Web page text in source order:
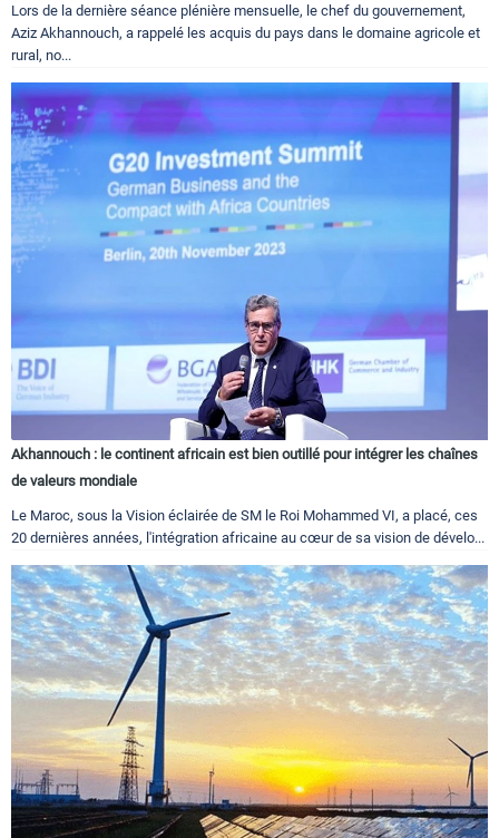
Lors de la dernière séance plénière mensuelle, le chef du gouvernement,
Aziz Akhannouch, a rappelé les acquis du pays dans le domaine agricole et
rural, no...
Akhannouch : le continent africain est bien outillé pour intégrer les chaînes
de valeurs mondiale
Le Maroc, sous la Vision éclairée de SM le Roi Mohammed VI, a placé, ces
20 dernières années, l'intégration africaine au cœur de sa vision de dévelo...